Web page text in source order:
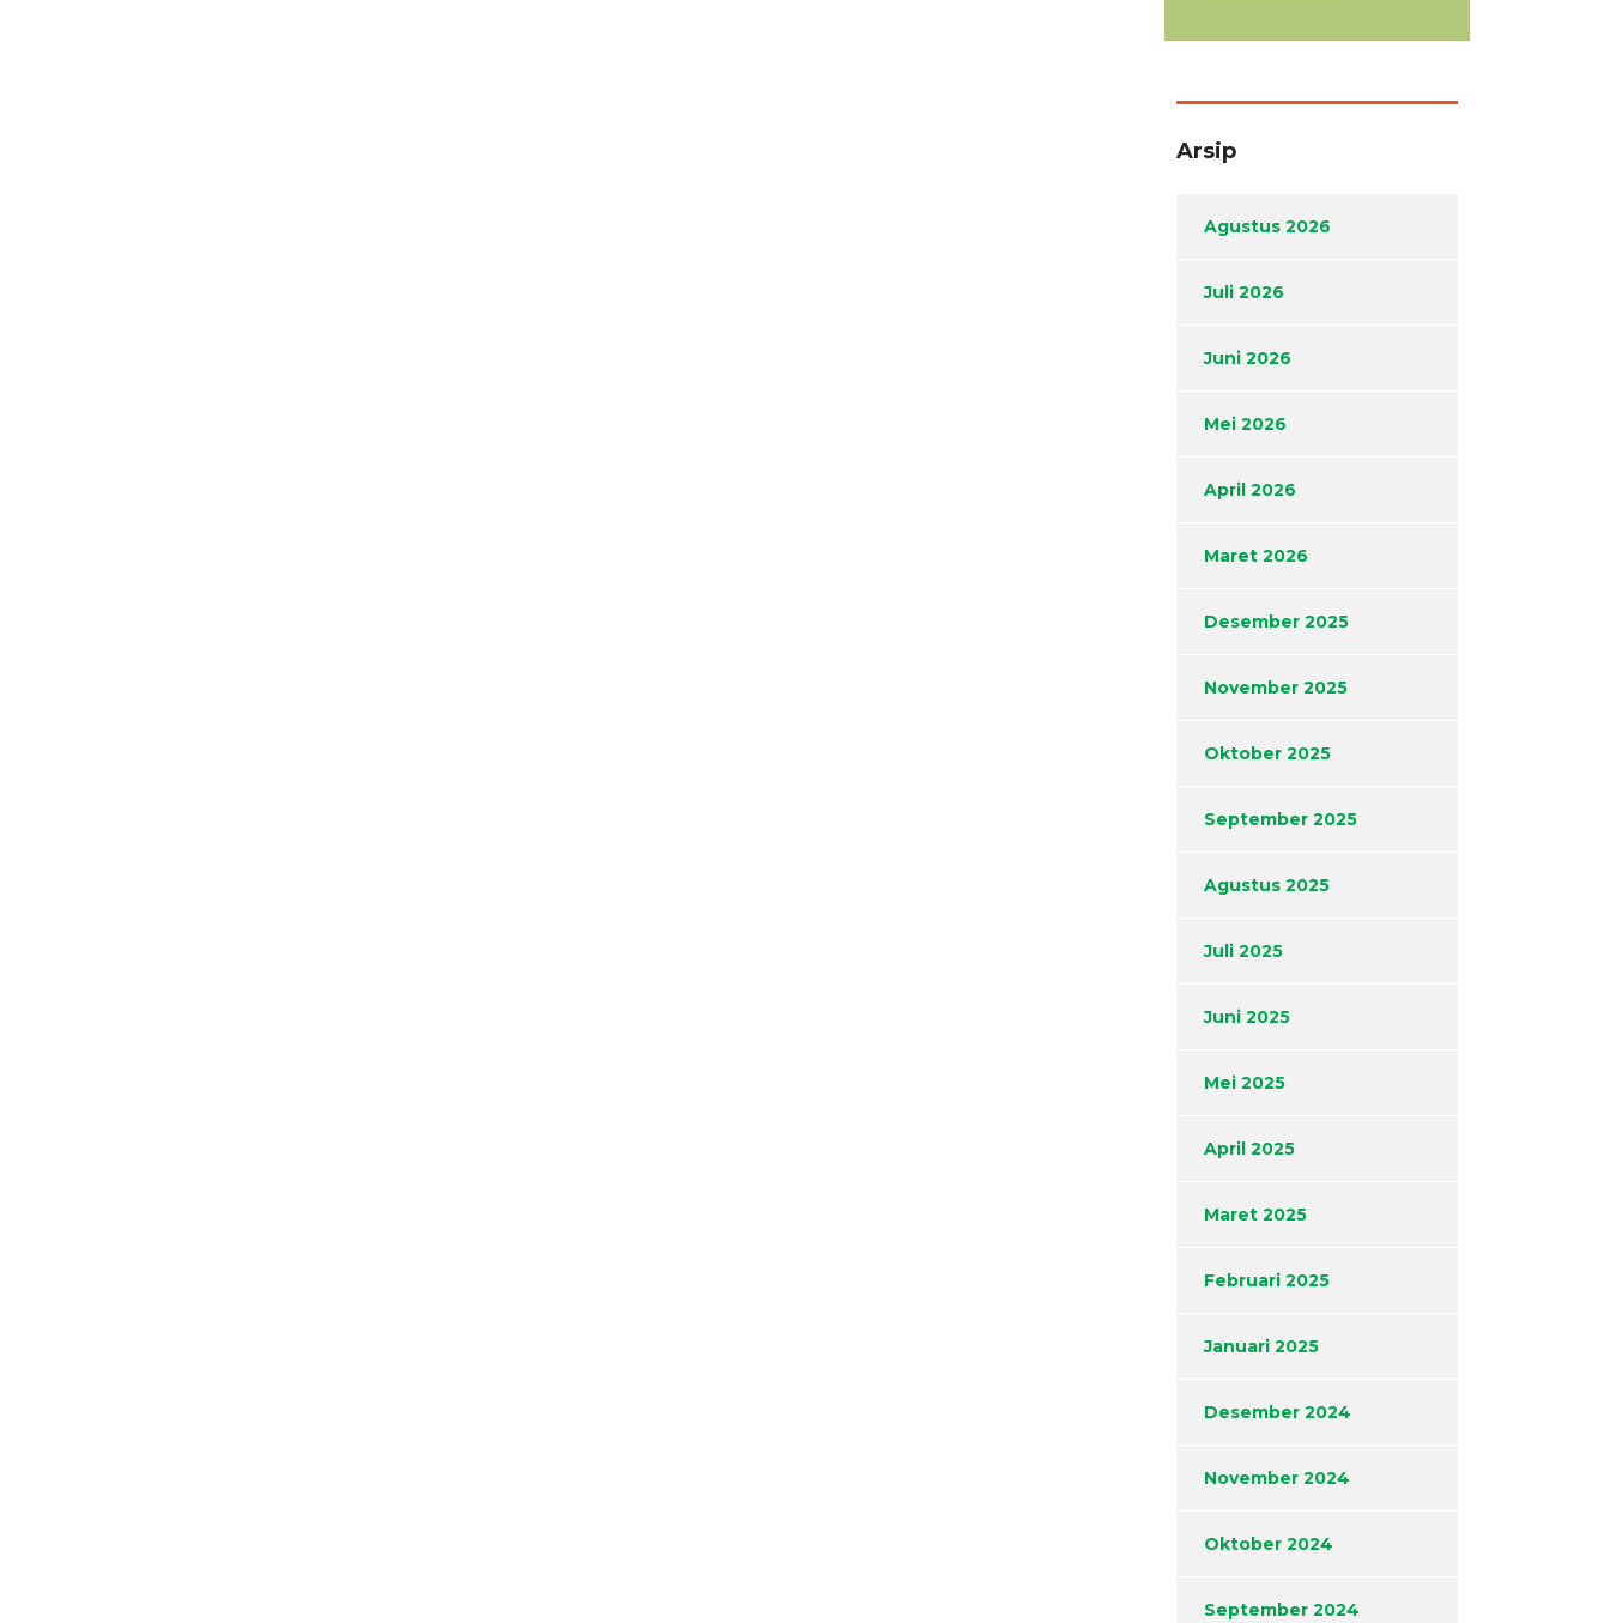
Arsip
Agustus 2026
Juli 2026
Juni 2026
Mei 2026
April 2026
Maret 2026
Desember 2025
November 2025
Oktober 2025
September 2025
Agustus 2025
Juli 2025
Juni 2025
Mei 2025
April 2025
Maret 2025
Februari 2025
Januari 2025
Desember 2024
November 2024
Oktober 2024
September 2024